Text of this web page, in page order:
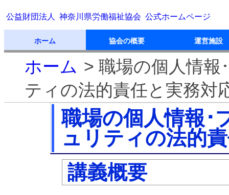
公益財団法人 神奈川県労働福祉協会 公式ホームページ
ホーム 協会の概要 運営施設
運営施設のご案内
寿労働センター
かながわ労働プラザ
てくのかわさき
サンピアンかわさき
ことぶき保育園
東門前保育園
大師保育園 て
サ
ホーム > 職場の個人情報
ティの法的責任と実務対
職場の個人情報･
ュリティの法的
講義概要